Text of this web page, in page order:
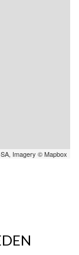
Imagery © Mapbox